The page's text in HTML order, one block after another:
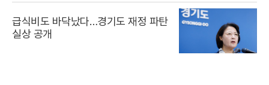
급식비도 바닥났다…경기도 재정 파탄
실상 공개